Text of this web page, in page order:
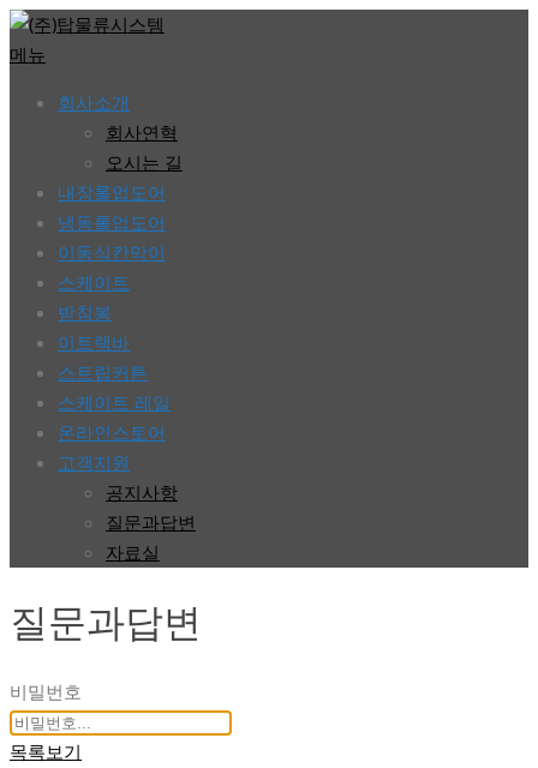
콘
텐
메뉴
회사소개
회사연혁
오시는 길
내장롤업도어
냉동롤업도어
이동식칸막이
스케이트
받침봉
이트랙바
스트립커튼
스케이트 레일
온라인스토어
고객지원
공지사항
질문과답변
자료실
질문과답변
비밀번호
목록보기